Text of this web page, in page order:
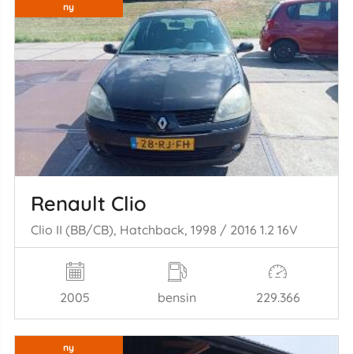
ny
Renault Clio
Clio II (BB/CB), Hatchback, 1998 / 2016 1.2 16V
2005 bensin 229.366
ny